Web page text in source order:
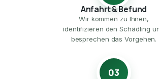
Anfahrt & Befund
Wir kommen zu Ihnen,
identifizieren den Schädling
besprechen das Vorgehen.
03